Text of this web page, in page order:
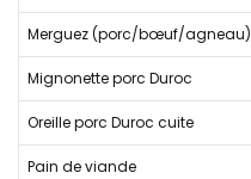
Merguez (porc/bœuf/agneau)
Mignonette porc Duroc
Oreille porc Duroc cuite
Pain de viande